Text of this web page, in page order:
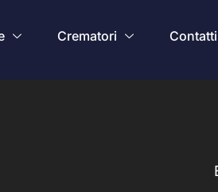
Crematori